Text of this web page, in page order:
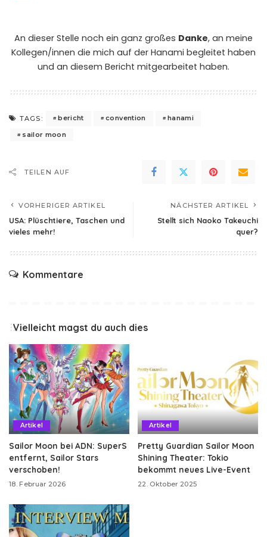
An dieser Stelle noch ein ganz großes Danke, an meine
Kollegen/innen die mich auf der Hanami begleitet haben
und an diesem Bericht mitgearbeitet haben.
TAGS: bericht convention
hanami
sailor moon
TEILEN AUF
VORHERIGER ARTIKEL
USA: Plüschtiere, Taschen und
vieles mehr!
NÄCHSTER ARTIKEL
Stellt sich Naoko Takeuchi
quer?
Kommentare
Vielleicht magst du auch dies
Artikel
Sailor Moon bei ADN: SuperS
entfernt, Sailor Stars
verschoben!
18. Februar 2026
Artikel
Pretty Guardian Sailor Moon
Shining Theater: Tokio
bekommt neues Live-Event
22. Oktober 2025